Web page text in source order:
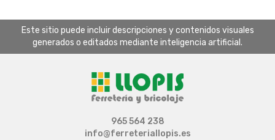
Este sitio puede incluir descripciones y contenidos visuales
generados o editados mediante inteligencia artificial.
965 564 238
info@ferreteriallopis.es